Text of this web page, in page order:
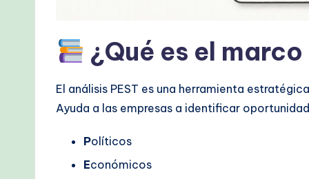
M
¿Qué es el marco
El análisis PEST es una herramienta
Ayuda a las empresas a identificar
Políticos
Económicos